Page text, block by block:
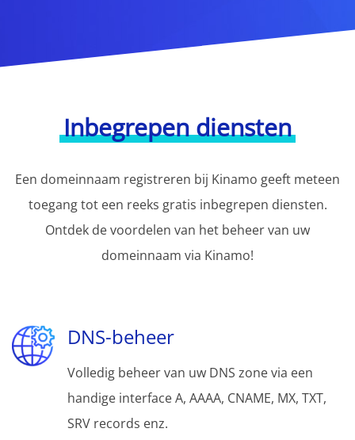
Inbegrepen diensten
Een domeinnaam registreren bij Kinamo geeft meteen
toegang tot een reeks gratis inbegrepen diensten.
Ontdek de voordelen van het beheer van uw
domeinnaam via Kinamo!
DNS-beheer
Volledig beheer van uw DNS zone via een
handige interface A, AAAA, CNAME, MX, TXT,
SRV records enz.